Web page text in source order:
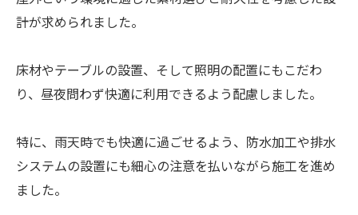
計が求められました。
床材やテーブルの設置、そして照明の配置にもこだわ
り、昼夜問わず快適に利用できるよう配慮しました。
特に、雨天時でも快適に過ごせるよう、防水加工や排水
システムの設置にも細心の注意を払いながら施工を進め
ました。